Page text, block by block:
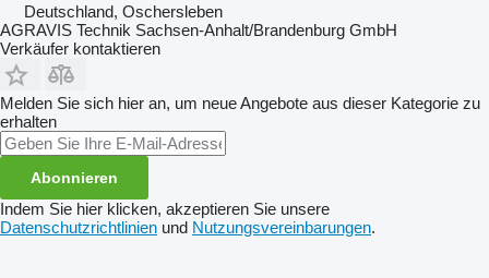
Deutschland, Oschersleben
AGRAVIS Technik Sachsen-Anhalt/Brandenburg GmbH
Verkäufer kontaktieren
Melden Sie sich hier an, um neue Angebote aus dieser Kategorie zu
erhalten
Abonnieren
Indem Sie hier klicken, akzeptieren Sie unsere
Datenschutzrichtlinien und Nutzungsvereinbarungen.